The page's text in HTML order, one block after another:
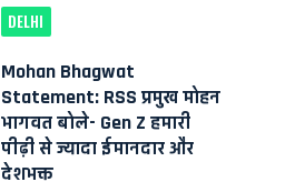
DELHI
Mohan Bhagwat
Statement: RSS प्रमुख मोहन
भागवत बोले- Gen Z हमारी
पीढ़ी से ज्यादा ईमानदार और
देशभक्त